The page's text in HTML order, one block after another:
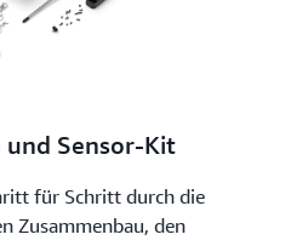
und Sensor-Kit
für Schritt durch die
Zusammenbau, den